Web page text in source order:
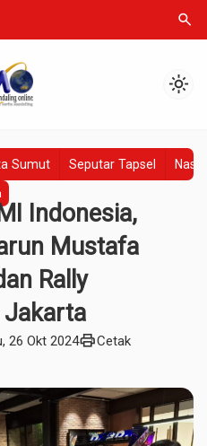
search
light_mode
Sumut Seputar Tapsel
Indonesia,
Mustafa
Rally
Jakarta
26 Okt 2024printCetak